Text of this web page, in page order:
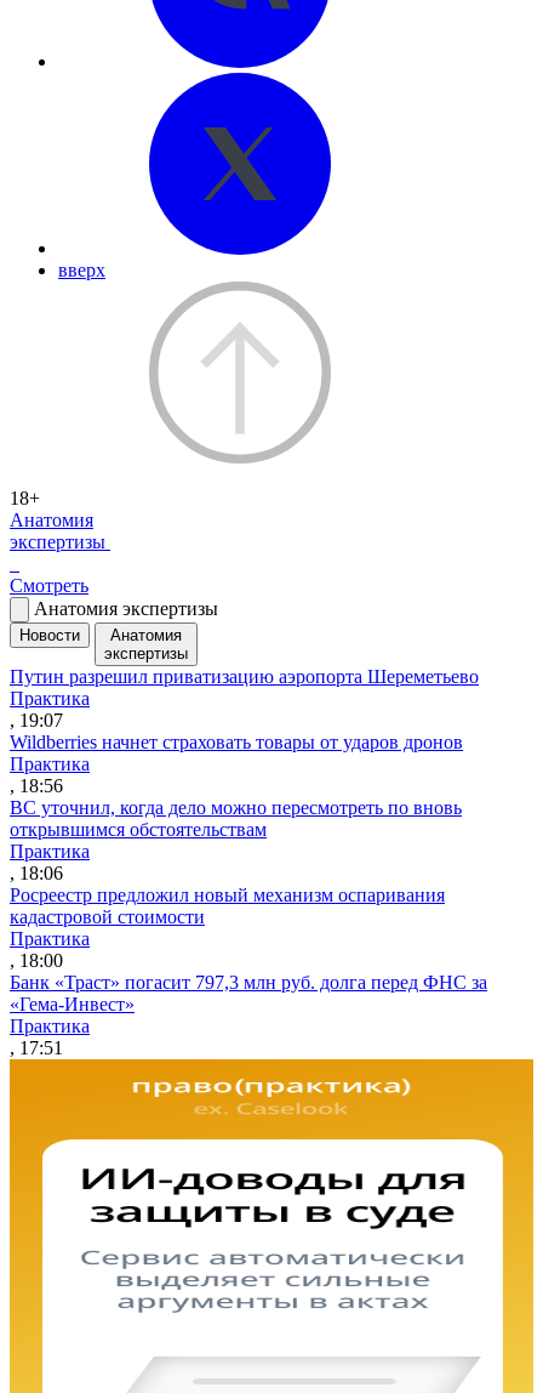
вверх
18+
Анатомия
экспертизы
Смотреть
Анатомия экспертизы
Новости
Анатомия
экспертизы
Путин разрешил приватизацию аэропорта Шереметьево
Практика
, 19:07
Wildberries начнет страховать товары от ударов дронов
Практика
, 18:56
ВС уточнил, когда дело можно пересмотреть по вновь
открывшимся обстоятельствам
Практика
, 18:06
Росреестр предложил новый механизм оспаривания
кадастровой стоимости
Практика
, 18:00
Банк «Траст» погасит 797,3 млн руб. долга перед ФНС за
«Гема-Инвест»
Практика
, 17:51